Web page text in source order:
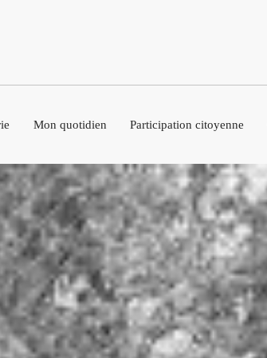
Mon quotidien Participation citoyenne